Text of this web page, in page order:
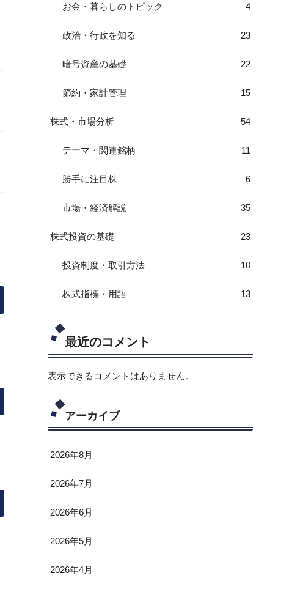
お金・暮らしのトピック 4
政治・行政を知る 23
暗号資産の基礎 22
節約・家計管理 15
株式・市場分析 54
テーマ・関連銘柄 11
勝手に注目株 6
市場・経済解説 35
株式投資の基礎 23
投資制度・取引方法 10
株式指標・用語 13
最近のコメント
表示できるコメントはありません。
アーカイブ
2026年8月
2026年7月
2026年6月
2026年5月
2026年4月